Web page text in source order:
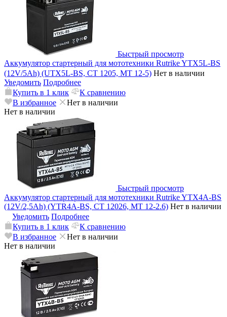
Быстрый просмотр
Аккумулятор стартерный для мототехники Rutrike YTX5L-BS
(12V/5Ah) (UTX5L-BS, CT 1205, MT 12-5) Нет в наличии
Уведомить Подробнее
Купить в 1 клик
К сравнению
В избранное
Нет в наличии
Нет в наличии
Быстрый просмотр
Аккумулятор стартерный для мототехники Rutrike YTX4A-BS
(12V/2,5Ah) (YTR4A-BS, CT 12026, MT 12-2.6) Нет в наличии
Уведомить Подробнее
Купить в 1 клик
К сравнению
В избранное
Нет в наличии
Нет в наличии